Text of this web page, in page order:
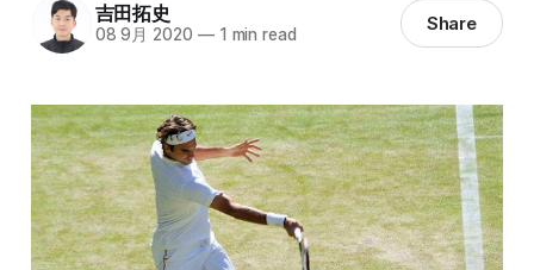
吉田拓史
08 9月 2020 —1 min read Share